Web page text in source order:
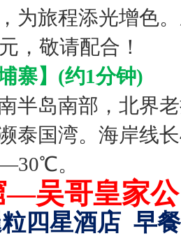
为旅程添光增色
，敬请配合！
寨】(约1分钟)
半岛南部，北界
泰国湾。海岸线
。
—吴哥皇家
四星酒店 早